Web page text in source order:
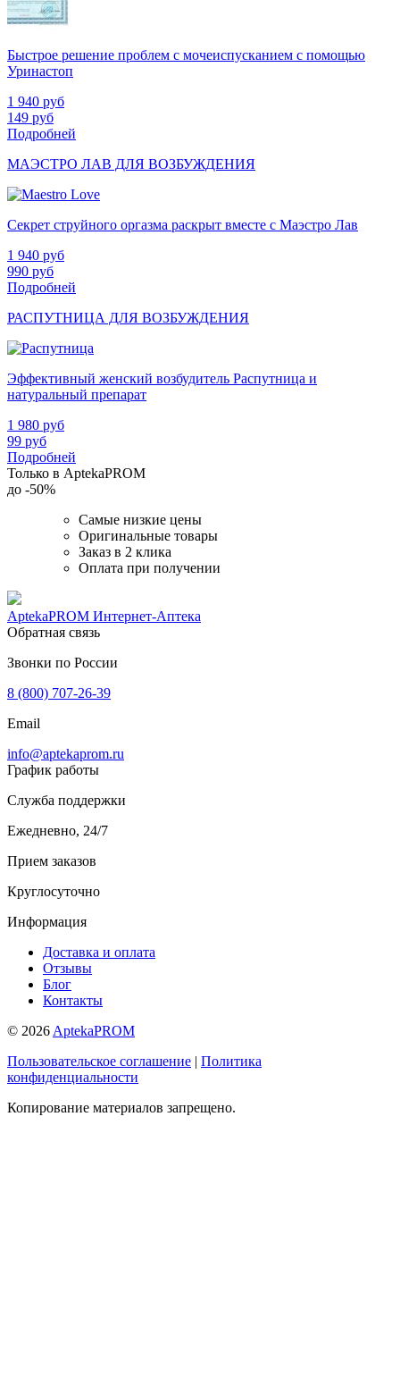
Быстрое решение проблем с мочеиспусканием с помощью
Уринастоп
1 940 руб
149 руб
Подробней
МАЭСТРО ЛАВ ДЛЯ ВОЗБУЖДЕНИЯ
Секрет струйного оргазма раскрыт вместе с Маэстро Лав
1 940 руб
990 руб
Подробней
РАСПУТНИЦА ДЛЯ ВОЗБУЖДЕНИЯ
Эффективный женский возбудитель Распутница и
натуральный препарат
1 980 руб
99 руб
Подробней
Только в AptekaPROM
до -50%
Самые низкие цены
Оригинальные товары
Заказ в 2 клика
Оплата при получении
AptekaPROM Интернет-Аптека
Обратная связь
Звонки по России
8 (800) 707-26-39
Email
info@aptekaprom.ru
График работы
Служба поддержки
Ежедневно, 24/7
Прием заказов
Круглосуточно
Информация
Доставка и оплата
Отзывы
Блог
Контакты
© 2026 AptekaPROM
Пользовательское соглашение | Политика
конфиденциальности
Копирование материалов запрещено.